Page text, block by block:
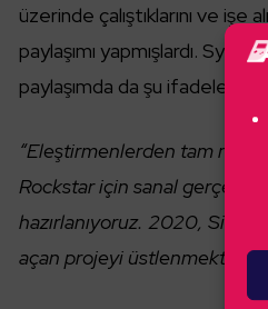
üzerinde çalıştıklarını ve işe
paylaşımı yapmışlardı.
paylaşımda da şu ifadelere
“Eleştirmenlerden tam not
Rockstar için sanal
hazırlanıyoruz. 2020,
açan projeyi üstlenmekten